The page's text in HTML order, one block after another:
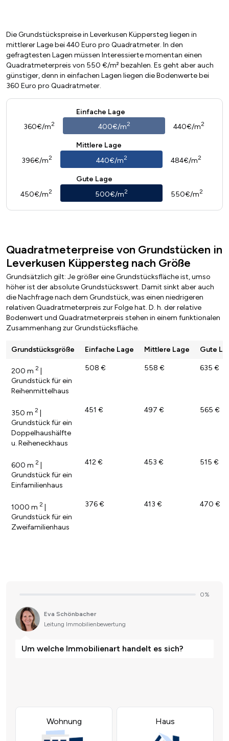
Die Grundstückspreise in Leverkusen Küppersteg liegen in
mittlerer Lage bei 440 Euro pro Quadratmeter. In den
gefragtesten Lagen müssen Interessierte momentan einen
Quadratmeterpreis von 550 €/m² bezahlen. Es geht aber auch
günstiger, denn in einfachen Lagen liegen die Bodenwerte bei
360 Euro pro Quadratmeter.
Einfache Lage
360€/m2 400€/m2 440€/m2
Mittlere Lage
396€/m2 440€/m2 484€/m2
Gute Lage
450€/m2 500€/m2 550€/m2
Quadratmeterpreise von Grundstücken in
Leverkusen Küppersteg nach Größe
Grundsätzlich gilt: Je größer eine Grundstücksfläche ist, umso
höher ist der absolute Grundstückswert. Damit sinkt aber auch
die Nachfrage nach dem Grundstück, was einen niedrigeren
relativen Quadratmeterpreis zur Folge hat. D. h. der relative
Bodenwert und Quadratmeterpreis stehen in einem funktionalen
Zusammenhang zur Grundstücksfläche.
Grundstücksgröße Einfache Lage Mittlere Lage Gute
200 m 2 |
Grundstück für ein
Reihenmittelhaus
508 € 558 € 635 €
350 m 2 |
Grundstück für ein
Doppelhaushälfte
u. Reiheneckhaus
451 € 497 € 565 €
600 m 2 |
Grundstück für ein
Einfamilienhaus
412 € 453 € 515 €
1000 m 2 |
Grundstück für ein
Zweifamilienhaus
376 € 413 € 470 €